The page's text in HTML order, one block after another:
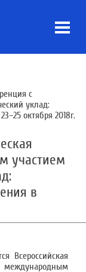
с
уклад:
октября 2018г.
участием
в
Всероссийская